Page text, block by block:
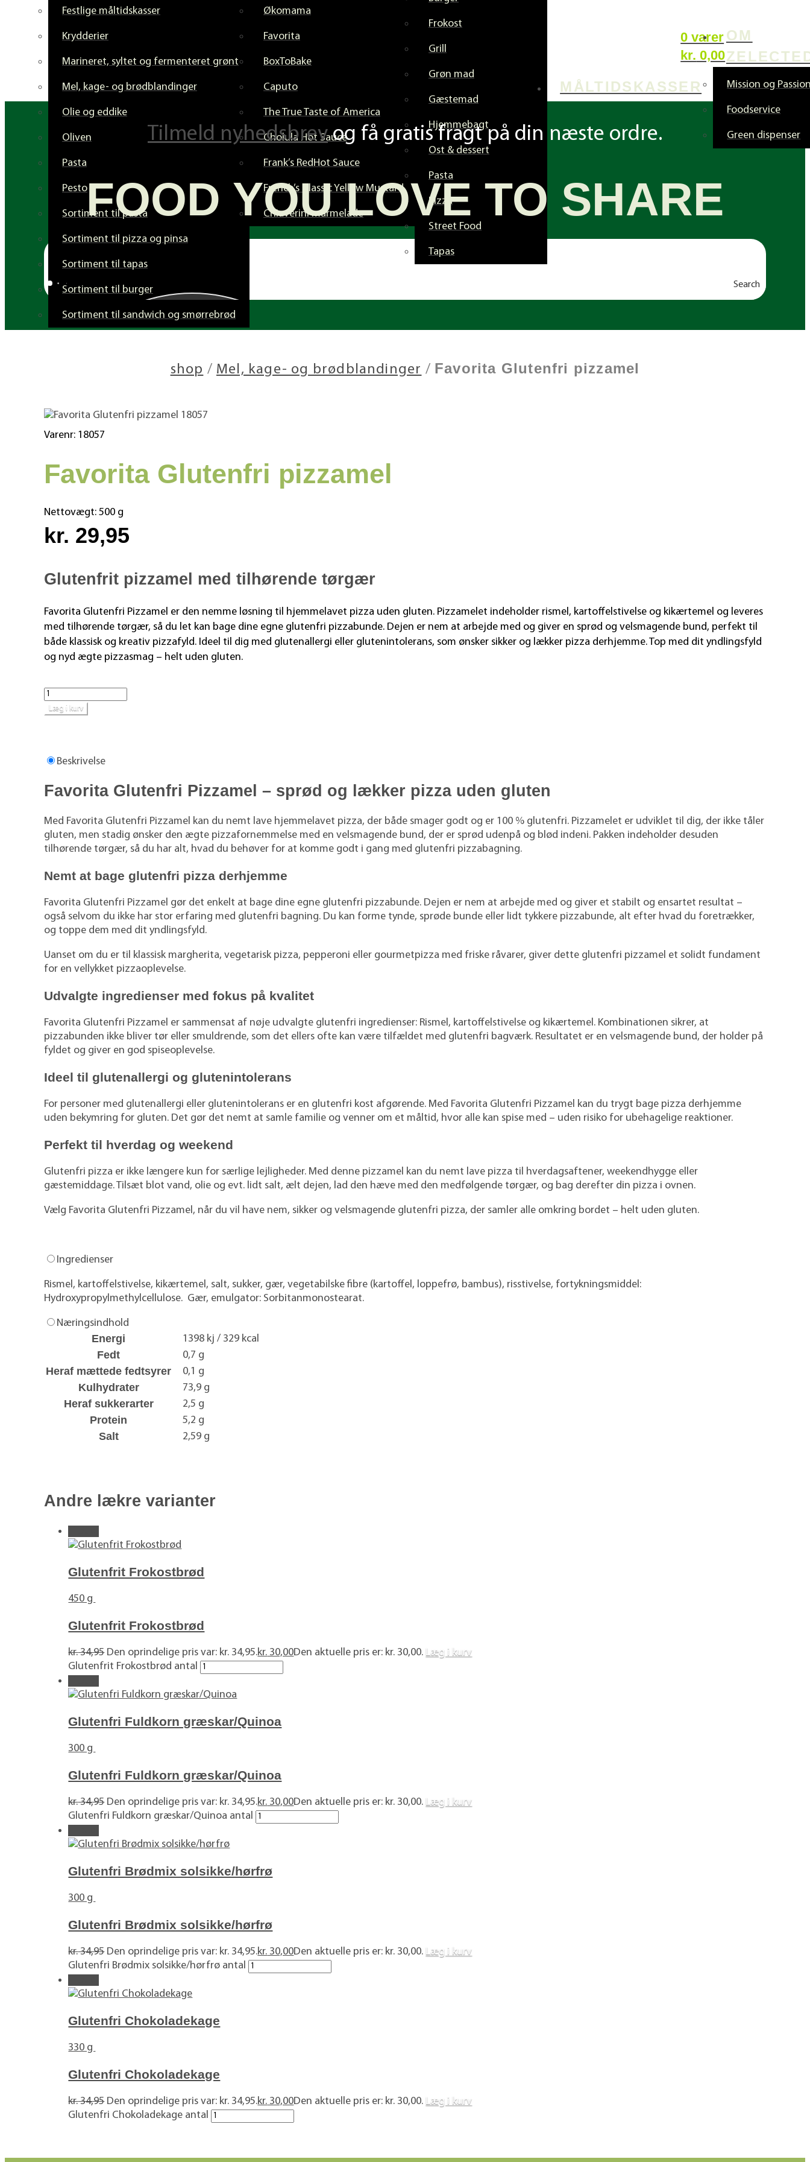
0 varer
kr. 0,00
Festlige måltidskasser
Krydderier
Marineret, syltet og fermenteret grønt
Mel, kage- og brødblandinger
Olie og eddike
Oliven
Pasta
Pesto
Sortiment til pasta
Sortiment til pizza og pinsa
Sortiment til tapas
Sortiment til burger
Sortiment til sandwich og smørrebrød
Økomama
Favorita
BoxToBake
Caputo
The True Taste of America
Cholula Hot Sauce
Frank’s RedHot Sauce
French’s Classic Yellow Mustard
Chiaverini marmelade
Frokost
Grill
Grøn mad
Gæstemad
Hjemmebagt
Ost & dessert
Pasta
Pizza
Street Food
Tapas
MÅLTIDSKASSER
OM
Mission og
Foodservice
Green dispenser
Tilmeld nyhedsbrevog få gratis fragt på din næste ordre.
FOOD YOU LOVE TO SHARE
Search
shop / Mel, kage- og brødblandinger / Favorita Glutenfri pizzamel
Varenr: 18057
Favorita Glutenfri pizzamel
Nettovægt:500 g
kr. 29,95
Glutenfrit pizzamel med tilhørende tørgær
Favorita Glutenfri Pizzamel er den nemme løsning til hjemmelavet pizza uden gluten. Pizzamelet indeholder rismel, kartoffelstivelse og kikærtemel og leveres
med tilhørende tørgær, så du let kan bage dine egne glutenfri pizzabunde. Dejen er nem at arbejde med og giver en sprød og velsmagende bund, perfekt til
både klassisk og kreativ pizzafyld. Ideel til dig med glutenallergi eller glutenintolerans, som ønsker sikker og lækker pizza derhjemme. Top med dit yndlingsfyld
og nyd ægte pizzasmag – helt uden gluten.
Læg i kurv
Beskrivelse
Favorita Glutenfri Pizzamel – sprød og lækker pizza uden gluten
Med Favorita Glutenfri Pizzamel kan du nemt lave hjemmelavet pizza, der både smager godt og er 100 % glutenfri. Pizzamelet er udviklet til dig, der ikke tåler
gluten, men stadig ønsker den ægte pizzafornemmelse med en velsmagende bund, der er sprød udenpå og blød indeni. Pakken indeholder desuden
tilhørende tørgær, så du har alt, hvad du behøver for at komme godt i gang med glutenfri pizzabagning.
Nemt at bage glutenfri pizza derhjemme
Favorita Glutenfri Pizzamel gør det enkelt at bage dine egne glutenfri pizzabunde. Dejen er nem at arbejde med og giver et stabilt og ensartet resultat –
også selvom du ikke har stor erfaring med glutenfri bagning. Du kan forme tynde, sprøde bunde eller lidt tykkere pizzabunde, alt efter hvad du foretrækker,
og toppe dem med dit yndlingsfyld.
Uanset om du er til klassisk margherita, vegetarisk pizza, pepperoni eller gourmetpizza med friske råvarer, giver dette glutenfri pizzamel et solidt fundament
for en vellykket pizzaoplevelse.
Udvalgte ingredienser med fokus på kvalitet
Favorita Glutenfri Pizzamel er sammensat af nøje udvalgte glutenfri ingredienser: Rismel, kartoffelstivelse og kikærtemel. Kombinationen sikrer, at
pizzabunden ikke bliver tør eller smuldrende, som det ellers ofte kan være tilfældet med glutenfri bagværk. Resultatet er en velsmagende bund, der holder på
fyldet og giver en god spiseoplevelse.
Ideel til glutenallergi og glutenintolerans
For personer med glutenallergi eller glutenintolerans er en glutenfri kost afgørende. Med Favorita Glutenfri Pizzamel kan du trygt bage pizza derhjemme
uden bekymring for gluten. Det gør det nemt at samle familie og venner om et måltid, hvor alle kan spise med – uden risiko for ubehagelige reaktioner.
Perfekt til hverdag og weekend
Glutenfri pizza er ikke længere kun for særlige lejligheder. Med denne pizzamel kan du nemt lave pizza til hverdagsaftener, weekendhygge eller
gæstemiddage. Tilsæt blot vand, olie og evt. lidt salt, ælt dejen, lad den hæve med den medfølgende tørgær, og bag derefter din pizza i ovnen.
Vælg Favorita Glutenfri Pizzamel, når du vil have nem, sikker og velsmagende glutenfri pizza, der samler alle omkring bordet – helt uden gluten.
Ingredienser
Rismel, kartoffelstivelse, kikærtemel, salt, sukker, gær, vegetabilske fibre (kartoffel, loppefrø, bambus), risstivelse, fortykningsmiddel:
Hydroxypropylmethylcellulose. Gær, emulgator: Sorbitanmonostearat.
Næringsindhold
Energi 1398 kj / 329 kcal
Fedt 0,7 g
Heraf mættede fedtsyrer 0,1 g
Kulhydrater 73,9 g
Heraf sukkerarter 2,5 g
Protein 5,2 g
Salt 2,59 g
Andre lækre varianter
Glutenfrit Frokostbrød
450 g
Glutenfrit Frokostbrød
kr.34,95 Den oprindelige pris var: kr. 34,95.kr. 30,00Den aktuelle pris er: kr. 30,00. Læg i kurv
Glutenfrit Frokostbrød antal
Glutenfri Fuldkorn græskar/Quinoa
300 g
Glutenfri Fuldkorn græskar/Quinoa
kr.34,95 Den oprindelige pris var: kr. 34,95.kr. 30,00Den aktuelle pris er: kr. 30,00. Læg i kurv
Glutenfri Fuldkorn græskar/Quinoa antal
Glutenfri Brødmix solsikke/hørfrø
300 g
Glutenfri Brødmix solsikke/hørfrø
kr.34,95 Den oprindelige pris var: kr. 34,95.kr. 30,00Den aktuelle pris er: kr. 30,00. Læg i kurv
Glutenfri Brødmix solsikke/hørfrø antal
Glutenfri Chokoladekage
330 g
Glutenfri Chokoladekage
kr.34,95 Den oprindelige pris var: kr. 34,95.kr. 30,00Den aktuelle pris er: kr. 30,00. Læg i kurv
Glutenfri Chokoladekage antal